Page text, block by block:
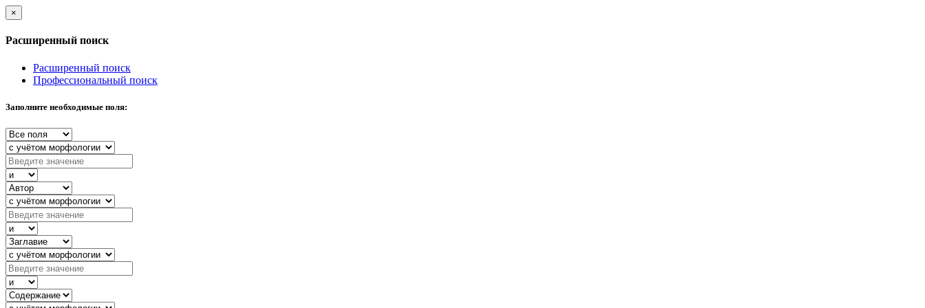
×
Расширенный поиск
Расширенный поиск
Профессиональный поиск
Заполните необходимые поля: